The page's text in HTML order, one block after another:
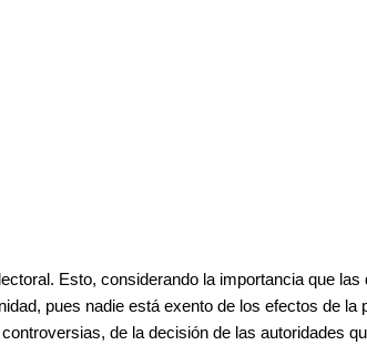
Esto, considerando la importancia que
pues nadie está exento de los efectos de la
de la decisión de las autoridades